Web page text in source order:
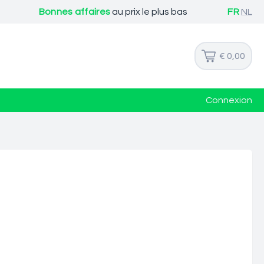
Bonnes affairesau prix le plus bas FR NL
€ 0,00
Connexion